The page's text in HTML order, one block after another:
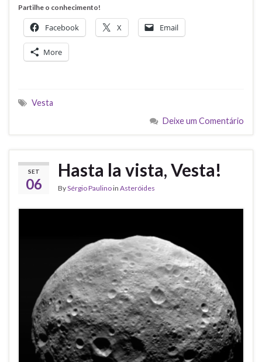
Partilhe o conhecimento!
Facebook X Email
More
Vesta
Deixe um Comentário
SET
06
Hasta la vista, Vesta!
BySérgio Paulinoin Asteróides